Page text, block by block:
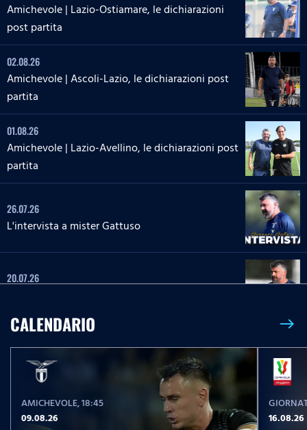
Amichevole | Lazio-Ostiamare, le dichiarazioni
post partita
02.08.26
Amichevole | Ascoli-Lazio, le dichiarazioni post
partita
01.08.26
Amichevole | Lazio-Avellino, le dichiarazioni post
partita
26.07.26
L'intervista a mister Gattuso
20.07.26
23.05.26
Serie A Enilive | Lazio-Pisa, le parole post partita
23.05.26
Serie A Enilive | Lazio-Pisa, la conferenza stampa
CALENDARIO east
AMICHEVOLE, 18:45
09.08.26
16.08.26